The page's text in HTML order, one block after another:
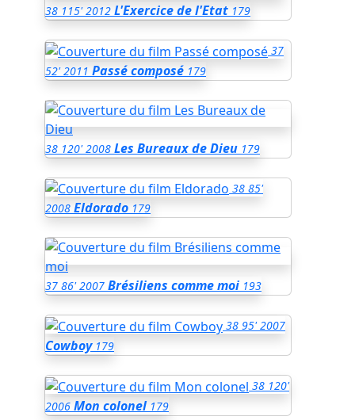
38 115' 2012 L'Exercice de l'Etat 179
37
52' 2011 Passé composé 179
38 120' 2008 Les Bureaux de Dieu 179
38 85'
2008 Eldorado 179
37 86' 2007 Brésiliens comme moi 193
38 95' 2007
Cowboy 179
38 120'
2006 Mon colonel 179